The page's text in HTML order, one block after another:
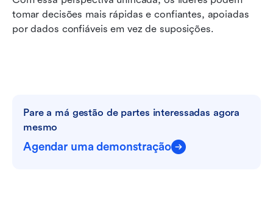
tomar decisões mais rápidas e confiantes, apoiadas
por dados confiáveis em vez de suposições.
Pare a má gestão de partes interessadas agora
mesmo
Agendar uma demonstração